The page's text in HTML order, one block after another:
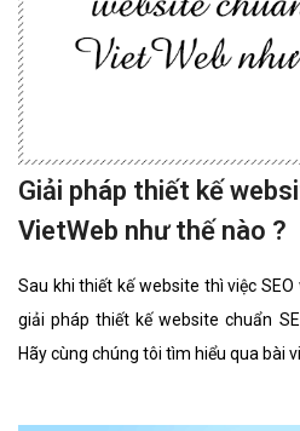
Giải pháp thiết kế
VietWeb như thế nào ?
Sau khi thiết kế website thì việc
giải pháp thiết kế website chuẩn
Hãy cùng chúng tôi tìm hiểu qua bài